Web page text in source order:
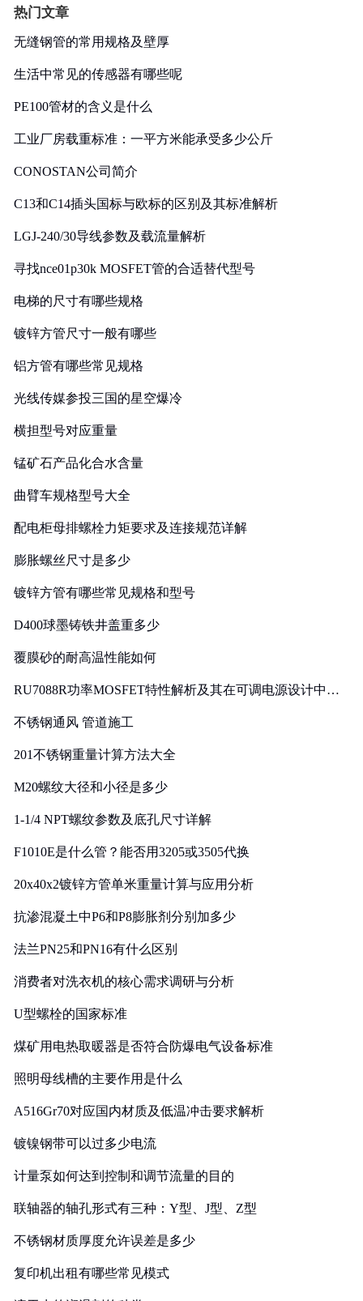
热门文章
无缝钢管的常用规格及壁厚
生活中常见的传感器有哪些呢
PE100管材的含义是什么
工业厂房载重标准：一平方米能承受多少公斤
CONOSTAN公司简介
C13和C14插头国标与欧标的区别及其标准解析
LGJ-240/30导线参数及载流量解析
寻找nce01p30k MOSFET管的合适替代型号
电梯的尺寸有哪些规格
镀锌方管尺寸一般有哪些
铝方管有哪些常见规格
光线传媒参投三国的星空爆冷
横担型号对应重量
锰矿石产品化合水含量
曲臂车规格型号大全
配电柜母排螺栓力矩要求及连接规范详解
膨胀螺丝尺寸是多少
镀锌方管有哪些常见规格和型号
D400球墨铸铁井盖重多少
覆膜砂的耐高温性能如何
RU7088R功率MOSFET特性解析及其在可调电源设计中的
不锈钢通风 管道施工
201不锈钢重量计算方法大全
M20螺纹大径和小径是多少
1-1/4 NPT螺纹参数及底孔尺寸详解
F1010E是什么管？能否用3205或3505代换
20x40x2镀锌方管单米重量计算与应用分析
抗渗混凝土中P6和P8膨胀剂分别加多少
法兰PN25和PN16有什么区别
消费者对洗衣机的核心需求调研与分析
U型螺栓的国家标准
煤矿用电热取暖器是否符合防爆电气设备标准
照明母线槽的主要作用是什么
A516Gr70对应国内材质及低温冲击要求解析
镀镍钢带可以过多少电流
计量泵如何达到控制和调节流量的目的
联轴器的轴孔形式有三种：Y型、J型、Z型
不锈钢材质厚度允许误差是多少
复印机出租有哪些常见模式